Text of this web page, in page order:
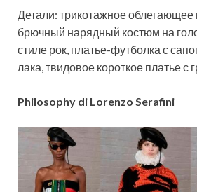
Детали: трикотажное облегающее
брючный нарядный костюм на
стиле рок, платье-футболка с
лака, твидовое короткое платье с
Philosophy di Lorenzo Serafini